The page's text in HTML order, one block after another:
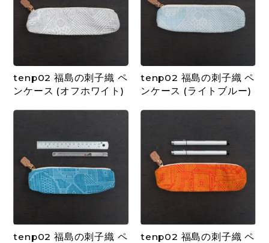
tenp02 福島の刺子織 ペ
ンケース (オフホワイト)
tenp02 福島の刺子織 ペ
ンケース (ライトブルー)
tenp02 福島の刺子織 ペ
tenp02 福島の刺子織 ペ